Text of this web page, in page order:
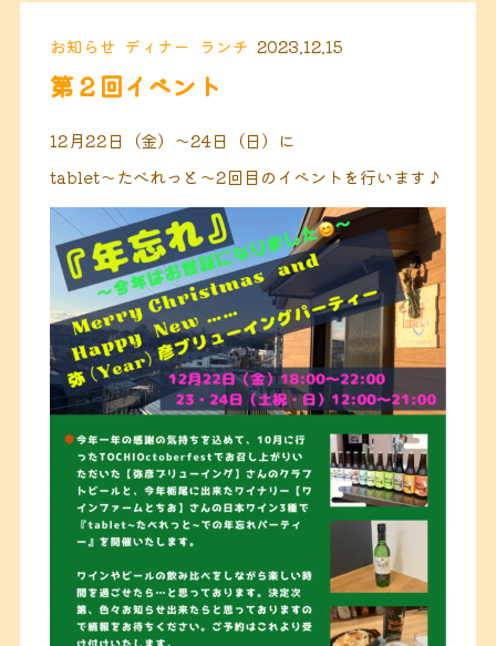
お知らせ ディナー ランチ 2023.12.15
第２回イベント
12月22日（金）〜24日（日）に
tablet〜たべれっと〜2回目のイベントを行います♪